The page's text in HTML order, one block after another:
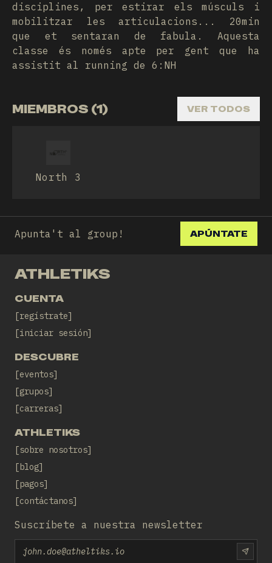
disciplines, per estirar els músculs i
mobilitzar les articulacions... 20min
que et sentaran de fabula. Aquesta
classe és només apte per gent que ha
assistit al running de 6:NH
MIEMBROS (1) VER TODOS
North 3
Apunta't al group! APÚNTATE
ATHLETIKS
CUENTA
regístrate
iniciar sesión
DESCUBRE
eventos
grupos
carreras
ATHLETIKS
sobre nosotros
blog
pagos
contáctanos
Suscríbete a nuestra newsletter
Email